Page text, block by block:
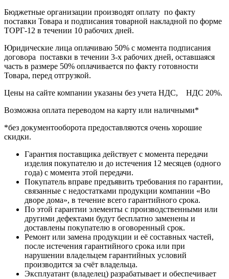
Бюджетные организации производят оплату по факту
поставки Товара и подписания товарной накладной по форме
ТОРГ-12 в течении 10 рабочих дней.
Юридические лица оплачиваю 50% с момента подписания
договора поставки в течении 3-х рабочих дней, оставшаяся
часть в размере 50% оплачивается по факту готовности
Товара, перед отгрузкой.
Цены на сайте компании указаны без учета НДС, НДС 20%.
Возможна оплата переводом на карту или наличными*
*без документооборота предоставляются очень хорошие
скидки.
Гарантия поставщика действует с момента передачи
изделия покупателю и до истечения 12 месяцев (одного
года) с момента этой передачи.
Покупатель вправе предъявить требования по гарантии,
связанные с недостатками продукции компании «Во
дворе дома», в течение всего гарантийного срока.
По этой гарантии элементы с производственными или
другими дефектами будут бесплатно заменены и
доставлены покупателю в оговоренный срок.
Ремонт или замена продукции и её составных частей,
после истечения гарантийного срока или при
нарушении владельцем гарантийных условий
производится за счёт владельца.
Эксплуатант (владелец) разрабатывает и обеспечивает